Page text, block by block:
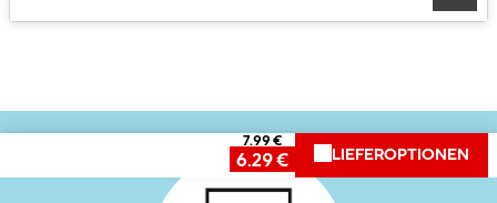
7.99 €
6.29 € LIEFEROPTIONEN